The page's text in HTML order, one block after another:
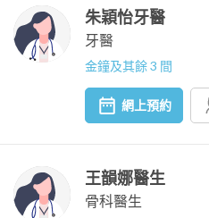
朱穎怡牙醫
牙醫
金鐘及其餘 3 間
網上預約
王韻娜醫生
骨科醫生